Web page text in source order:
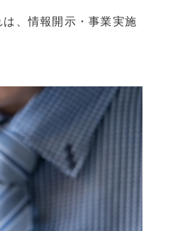
、情報開示・事業実施